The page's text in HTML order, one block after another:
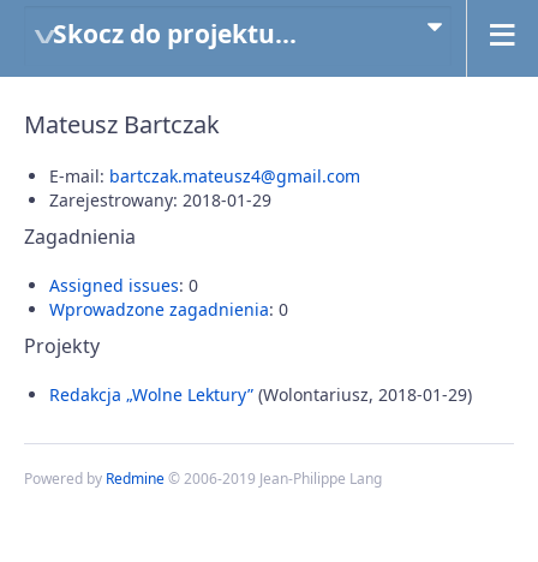
Skocz do projektu...
Mateusz Bartczak
E-mail: bartczak.mateusz4@gmail.com
Zarejestrowany: 2018-01-29
Zagadnienia
Assigned issues: 0
Wprowadzone zagadnienia: 0
Projekty
Redakcja „Wolne Lektury” (Wolontariusz, 2018-01-29)
Powered by Redmine© 2006-2019 Jean-Philippe Lang